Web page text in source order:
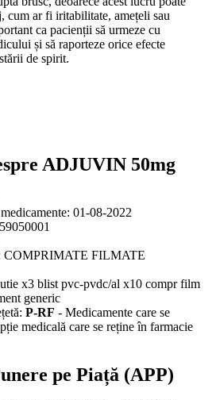
cum ar fi iritabilitate, amețeli sau
ca pacienții să urmeze cu
și să raporteze orice efecte
de spirit.
ADJUVIN 50mg
01-08-2022
COMPRIMATE FILMATE
x3 blist pvc-pvdc/al x10 compr film
generic
P-RF - Medicamente care se
medicală care se reține în farmacie
pe Piață (APP)